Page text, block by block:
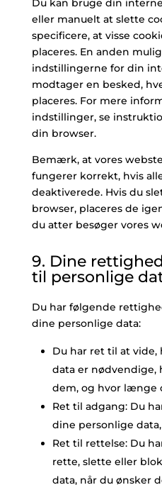
Du kan bruge din
eller manuelt at slette
specificere, at visse
placeres. En anden
indstillingerne for din
modtager en besked,
placeres. For mere
indstillinger, se
din browser.
Bemærk, at vores
fungerer korrekt, hvis
deaktiverede. Hvis du
browser, placeres de
du atter besøger vores
9. Dine
til personlige
Du har følgende
dine personlige data:
Du har ret til at
data er nødvendige,
dem, og hvor længe
Ret til adgang: Du
dine personlige
Ret til rettelse: Du
rette, slette eller
data, når du ønsker